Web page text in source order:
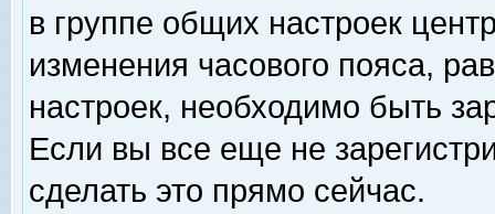
в группе общих настроек
изменения часового пояса,
настроек, необходимо быть
Если вы все еще не
сделать это прямо сейчас.